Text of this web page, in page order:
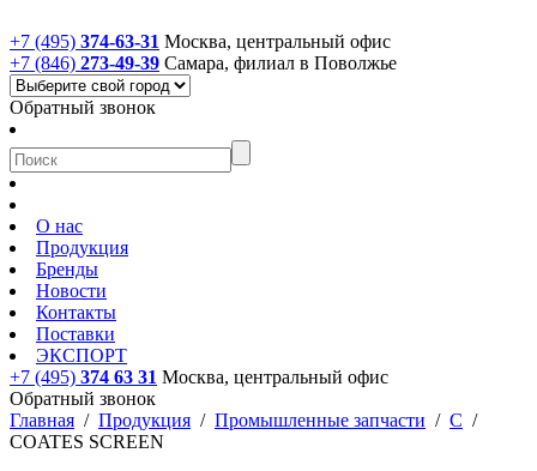
+7 (495) 374-63-31 Москва, центральный офис
+7 (846) 273-49-39 Самара, филиал в Поволжье
Обратный звонок
О нас
Продукция
Бренды
Новости
Контакты
Поставки
ЭКСПОРТ
+7 (495) 374 63 31 Москва, центральный офис
Обратный звонок
Главная / Продукция / Промышленные запчасти / C /
COATES SCREEN